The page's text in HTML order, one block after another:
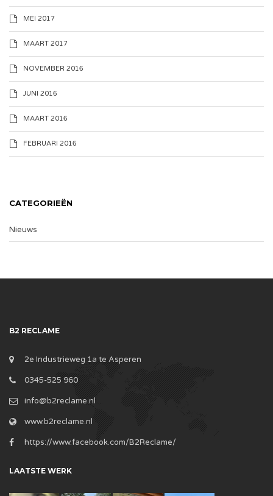
MEI 2017
MAART 2017
NOVEMBER 2016
JUNI 2016
MAART 2016
FEBRUARI 2016
CATEGORIEËN
Nieuws
B2 RECLAME
2e Industrieweg 1a te Asperen
0345-525 960
info@b2reclame.nl
www.b2reclame.nl
https://www.facebook.com/B2Reclame/
LAATSTE WERK